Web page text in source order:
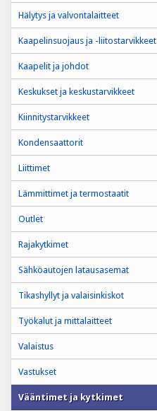
Hälytys ja valvontalaitteet
Kaapelinsuojaus ja -liitostarvikkeet
Kaapelit ja johdot
Keskukset ja keskustarvikkeet
Kiinnitystarvikkeet
Kondensaattorit
Liittimet
Lämmittimet ja termostaatit
Outlet
Rajakytkimet
Sähköautojen latausasemat
Tikashyllyt ja valaisinkiskot
Työkalut ja mittalaitteet
Valaistus
Vastukset
Vääntimet ja kytkimet